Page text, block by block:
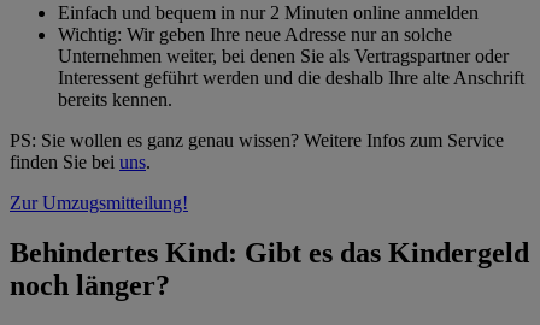
Einfach und bequem in nur 2 Minuten online anmelden
Wichtig: Wir geben Ihre neue Adresse nur an solche
Unternehmen weiter, bei denen Sie als Vertragspartner oder
Interessent geführt werden und die deshalb Ihre alte Anschrift
bereits kennen.
PS: Sie wollen es ganz genau wissen? Weitere Infos zum Service
finden Sie bei uns.
Zur Umzugsmitteilung!
Behindertes Kind: Gibt es das Kindergeld
noch länger?